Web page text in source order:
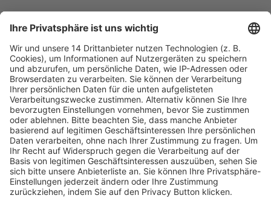
Fachmedien Recht und Wirtschaft
Ein Fachbereich der
dfv Mediengruppe
Mainzer Landstr. 251
60326 Frankfurt am Main
E-Mail:info@ruw.de